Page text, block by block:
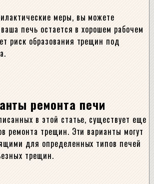
меры, вы можете
печь остается в хорошем рабочем
риск образования трещин под
ремонта печи
в этой статье, существует еще
ремонта трещин. Эти варианты могут
для определенных типов печей
трещин.